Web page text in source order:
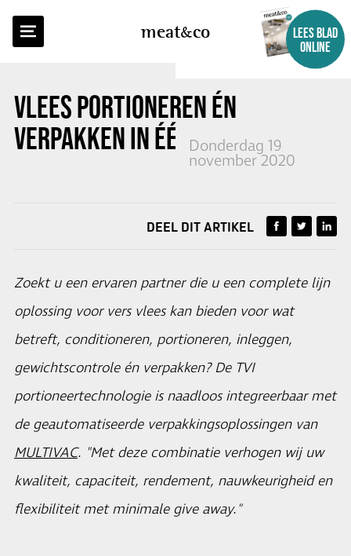
meatco
LEES BLAD
ONLINE
VLEES PORTIONEREN ÉN
VERPAKKEN IN ÉÉN HAND
Donderdag 19
november 2020
TERUG NAAR OVERZICHT
DEEL DIT ARTIKEL
Zoekt u een ervaren partner die u een complete lijn
oplossing voor vers vlees kan bieden voor wat
betreft, conditioneren, portioneren, inleggen,
gewichtscontrole én verpakken? De TVI
portioneertechnologie is naadloos integreerbaar met
de geautomatiseerde verpakkingsoplossingen van
MULTIVAC. "Met deze combinatie verhogen wij uw
kwaliteit, capaciteit, rendement, nauwkeurigheid en
flexibiliteit met minimale give away."